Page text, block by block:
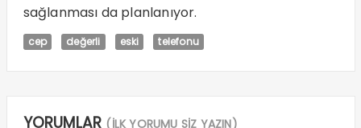
sağlanması da planlanıyor.
cep değerli eski telefonu
YORUMLAR (İLK YORUMU SİZ YAZIN)